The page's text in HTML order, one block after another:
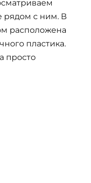
рядом с ним. В
расположена
пластика.
просто